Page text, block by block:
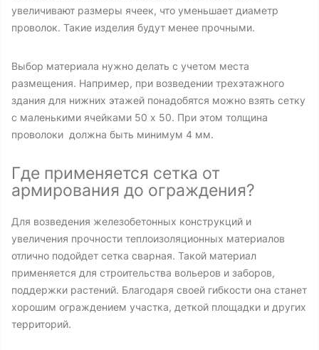
увеличивают размеры ячеек, что уменьшает диаметр
проволок. Такие изделия будут менее прочными.
Выбор материала нужно делать с учетом места
размещения. Например, при возведении трехэтажного
здания для нижних этажей понадобятся можно взять сетку
с маленькими ячейками 50 х 50. При этом толщина
проволоки должна быть минимум 4 мм.
Где применяется сетка от
армирования до ограждения?
Для возведения железобетонных конструкций и
увеличения прочности теплоизоляционных материалов
отлично подойдет сетка сварная. Такой материал
применяется для строительства вольеров и заборов,
поддержки растений. Благодаря своей гибкости она станет
хорошим ограждением участка, деткой площадки и других
территорий.